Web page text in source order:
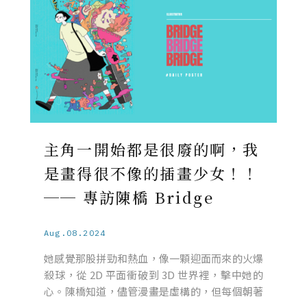
主角一開始都是很廢的啊，我
是畫得很不像的插畫少女！！
── 專訪陳橋 Bridge
Aug.08.2024
她感覺那股拼勁和熱血，像一顆迎面而來的火爆
殺球，從 2D 平面衝破到 3D 世界裡，擊中她的
心。陳橋知道，儘管漫畫是虛構的，但每個朝著